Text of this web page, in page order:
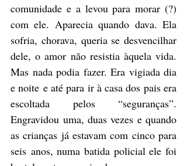
comunidade e a levou para morar (?)
com ele. Aparecia quando dava. Ela
sofria, chorava, queria se desvencilhar
dele, o amor não resistia àquela vida.
Mas nada podia fazer. Era vigiada dia
e noite e até para ir à casa dos pais era
escoltada pelos “seguranças”.
Engravidou uma, duas vezes e quando
as crianças já estavam com cinco para
seis anos, numa batida policial ele foi